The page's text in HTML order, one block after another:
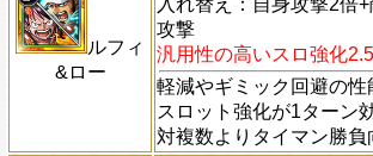
ルフィ
&ロー
攻撃
汎用性の高いスロ強化
軽減やギミック回避の
スロット強化が1ターン
対複数よりタイマン勝負